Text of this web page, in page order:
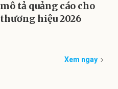
mô tả quảng cáo cho
thương hiệu 2026
Xem ngay